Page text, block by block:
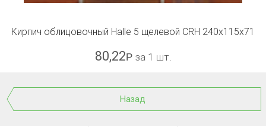
Кирпич облицовочный Halle 5 щелевой CRH 240х115х71
80,22Р за 1 шт.
Назад